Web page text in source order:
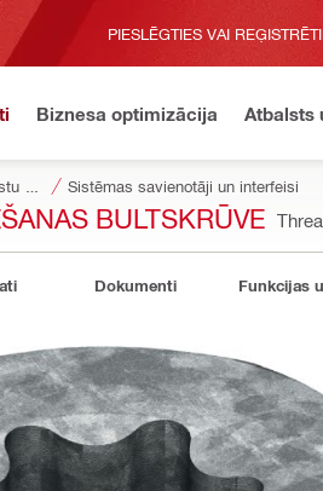
PIESLĒGTIES VAI
Biznesa optimizācija Atbalsts
Sistēmas savienotāji un interfeisi
BULTSKRŪVE
Dokumenti Funkcijas